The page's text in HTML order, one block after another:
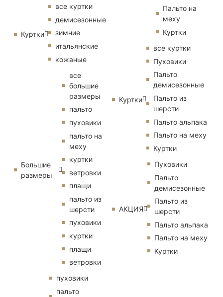
Куртки
все куртки
демисезонные
зимние
итальянские
кожаные
Большие
размеры
все
большие
размеры
пальто
пуховики
пальто на
меху
куртки
ветровки
плащи
пальто из
шерсти
пуховики
куртки
плащи
ветровки
пуховики
пальто
Пальто на
меху
Куртки
Куртки
все куртки
Пуховики
Пальто
демисезонные
Пальто из
шерсти
Пальто альпака
Пальто на меху
Куртки
АКЦИЯ
Пуховики
Пальто
демисезонные
Пальто из
шерсти
Пальто альпака
Пальто на меху
Куртки